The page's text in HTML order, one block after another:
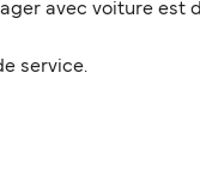
avec voiture est
service.